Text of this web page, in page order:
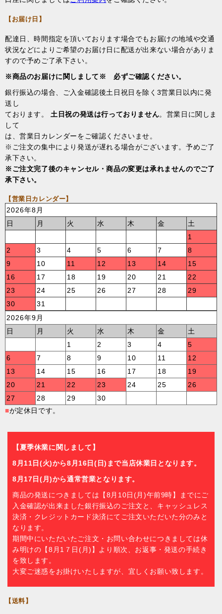
【お届け日】
配達日、時間指定を頂いております場合でもお届けの地域や交通
状況などによりご希望のお届け日に配送が出来ない場合がありま
すので予めご了承下さい。
※商品のお届けに関しまして※ 必ずご確認ください。
銀行振込の場合、ご入金確認後土日祝日を除く3営業日以内に発
送し
ております。 土日祝の発送は行っておりません。営業日に関しま
して
は、営業日カレンダーをご確認くださいませ。
※ご注文の集中により発送が遅れる場合がございます。予めご了
承下さい。
※ご注文完了後のキャンセル・商品の変更は承れませんのでご了
承下さい。
【営業日カレンダー】
2026年8月
日
月 火 水 木 金
土
1
2
3 4 5 6 7
8
9
10 11 12 13 14
15
16
17 18 19 20 21
22
23
24 25 26 27 28
29
30
31
2026年9月
日
月 火 水 木 金
土
1
2 3 4
5
6
7 8 9 10 11
12
13
14 15 16 17 18
19
20
21 22 23 24 25
26
27
28 29
30
■が定休日です。
【夏季休業に関しまして】
8月11日(火)から8月16日(日)まで当店休業日となります。
8月17日(月)から通常営業となります。
商品の発送につきましては【8月10日(月)午前9時】までにご
入金確認が出来ました銀行振込のご注文と、キャッシュレス
決済・クレジットカード決済にてご注文いただいた分のみと
なります。
期間中にいただいたご注文・お問い合わせにつきましては休
み明けの【8月1７日(月)】より順次、お返事・発送の手続き
を致します。
大変ご迷惑をお掛けいたしますが、宜しくお願い致します。
【送料】